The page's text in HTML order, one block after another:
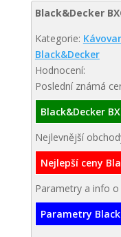
Black&Decker
Kategorie:
Black&Decker
Hodnocení:
Poslední známá
Black&Decker
Nejlevnější
Nejlepší ceny
Parametry a info
Parametry